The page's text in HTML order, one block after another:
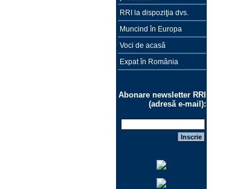
RRI la dispoziţia dvs.
Muncind în Europa
Voci de acasă
Expat în România
Abonare newsletter RRI
(adresă e-mail):